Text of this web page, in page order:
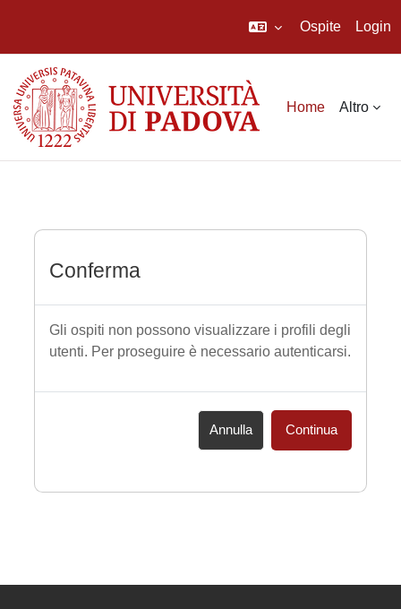
Ospite Login
Home Altro
Conferma
Gli ospiti non possono visualizzare i profili degli
utenti. Per proseguire è necessario autenticarsi.
Annulla Continua